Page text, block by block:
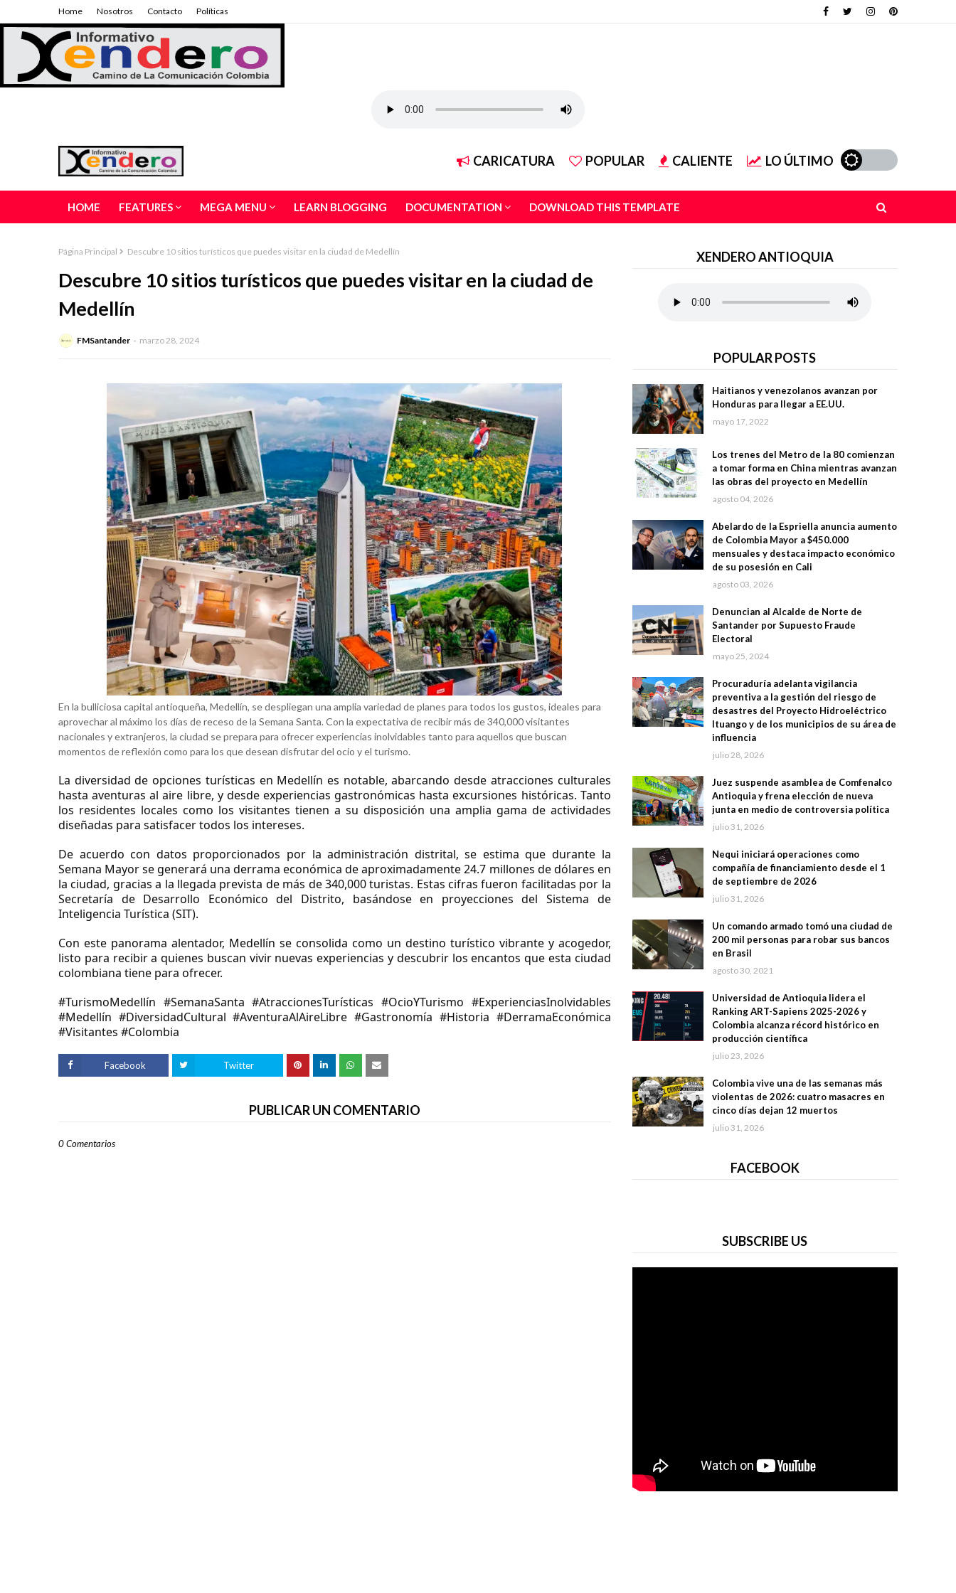
Home Nosotros Contacto Políticas
CARICATURA POPULAR CALIENTE LO ÚLTIMO
HOME FEATURES MEGA MENU LEARN BLOGGING DOCUMENTATION DOWNLOAD THIS TEMPLATE
Página Principal Descubre 10 sitios turísticos que puedes visitar en la ciudad de Medellín
Descubre 10 sitios turísticos que puedes visitar en la ciudad de
Medellín
FMSantander marzo 28, 2024
En la bulliciosa capital antioqueña, Medellín, se despliegan una amplia variedad de planes para todos los gustos, ideales para
aprovechar al máximo los días de receso de la Semana Santa. Con la expectativa de recibir más de 340,000 visitantes
nacionales y extranjeros, la ciudad se prepara para ofrecer experiencias inolvidables tanto para aquellos que buscan
momentos de reflexión como para los que desean disfrutar del ocio y el turismo.
La diversidad de opciones turísticas en Medellín es notable, abarcando desde atracciones culturales
hasta aventuras al aire libre, y desde experiencias gastronómicas hasta excursiones históricas. Tanto
los residentes locales como los visitantes tienen a su disposición una amplia gama de actividades
diseñadas para satisfacer todos los intereses.
De acuerdo con datos proporcionados por la administración distrital, se estima que durante la
Semana Mayor se generará una derrama económica de aproximadamente 24.7 millones de dólares en
la ciudad, gracias a la llegada prevista de más de 340,000 turistas. Estas cifras fueron facilitadas por la
Secretaría de Desarrollo Económico del Distrito, basándose en proyecciones del Sistema de
Inteligencia Turística (SIT).
Con este panorama alentador, Medellín se consolida como un destino turístico vibrante y acogedor,
listo para recibir a quienes buscan vivir nuevas experiencias y descubrir los encantos que esta ciudad
colombiana tiene para ofrecer.
#TurismoMedellín #SemanaSanta #AtraccionesTurísticas #OcioYTurismo #ExperienciasInolvidables
#Medellín #DiversidadCultural #AventuraAlAireLibre #Gastronomía #Historia #DerramaEconómica
#Visitantes #Colombia
Facebook Twitter
PUBLICAR UN COMENTARIO
0 Comentarios
XENDERO ANTIOQUIA
POPULAR POSTS
Haitianos y venezolanos avanzan por
Honduras para llegar a EE.UU.
mayo 17, 2022
Los trenes del Metro de la 80 comienzan
a tomar forma en China mientras avanzan
las obras del proyecto en Medellín
agosto 04, 2026
Abelardo de la Espriella anuncia aumento
de Colombia Mayor a $450.000
mensuales y destaca impacto económico
de su posesión en Cali
agosto 03, 2026
Denuncian al Alcalde de Norte de
Santander por Supuesto Fraude
Electoral
mayo 25, 2024
Procuraduría adelanta vigilancia
preventiva a la gestión del riesgo de
desastres del Proyecto Hidroeléctrico
Ituango y de los municipios de su área de
influencia
julio 28, 2026
Juez suspende asamblea de Comfenalco
Antioquia y frena elección de nueva
junta en medio de controversia política
julio 31, 2026
Nequi iniciará operaciones como
compañía de financiamiento desde el 1
de septiembre de 2026
julio 31, 2026
Un comando armado tomó una ciudad de
200 mil personas para robar sus bancos
en Brasil
agosto 30, 2021
Universidad de Antioquia lidera el
Ranking ART-Sapiens 2025-2026 y
Colombia alcanza récord histórico en
producción científica
julio 23, 2026
Colombia vive una de las semanas más
violentas de 2026: cuatro masacres en
cinco días dejan 12 muertos
julio 31, 2026
FACEBOOK
SUBSCRIBE US